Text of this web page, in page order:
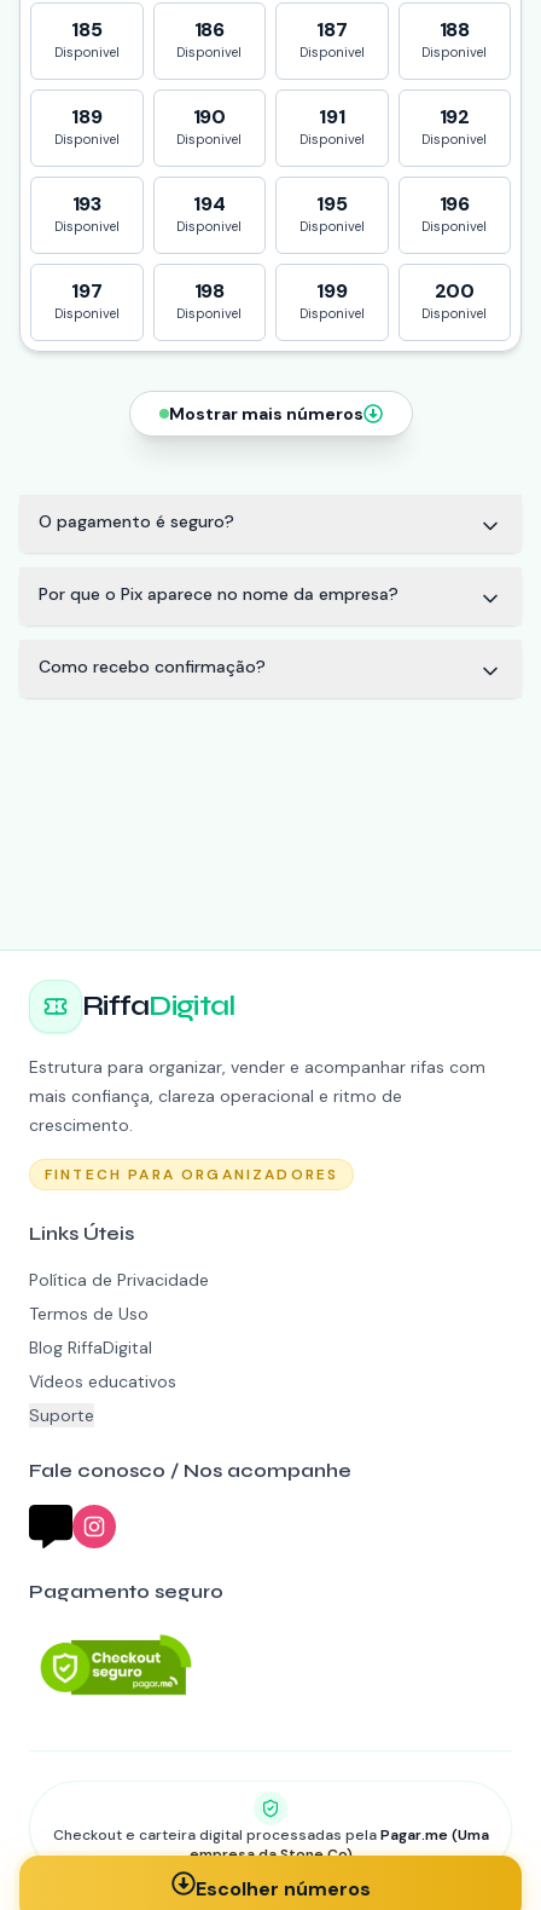
185
Disponivel
186
Disponivel
187
Disponivel
188
Disponivel
189
Disponivel
190
Disponivel
191
Disponivel
192
Disponivel
193
Disponivel
194
Disponivel
195
Disponivel
196
Disponivel
197
Disponivel
198
Disponivel
199
Disponivel
200
Disponivel
Mostrar mais números
O pagamento é seguro?
Por que o Pix aparece no nome da empresa?
Como recebo confirmação?
Escolher números
RiffaDigital
Estrutura para organizar, vender e acompanhar rifas com
mais confiança, clareza operacional e ritmo de
crescimento.
FINTECH PARA ORGANIZADORES
Links Úteis
Política de Privacidade
Termos de Uso
Blog RiffaDigital
Vídeos educativos
Suporte
Fale conosco / Nos acompanhe
Pagamento seguro
Checkout e carteira digital processadas pela Pagar.me (Uma
empresa da Stone Co)
RiffaDigital • Todos os direitos reservados.